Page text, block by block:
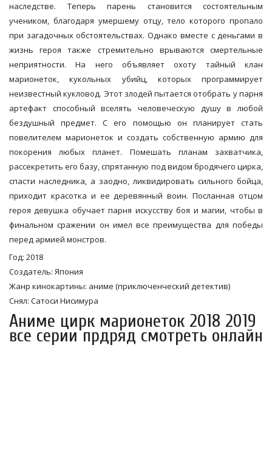
наследстве. Теперь парень становится состоятельным
учеником, благодаря умершему отцу, тело которого пропало
при загадочных обстоятельствах. Однако вместе с деньгами в
жизнь героя также стремительно врываются смертельные
неприятности. На него объявляет охоту тайный клан
марионеток, кукольных убийц, которых программирует
неизвестный кукловод. Этот злодей пытается отобрать у парня
артефакт способный вселять человеческую душу в любой
бездушный предмет. С его помощью он планирует стать
повелителем марионеток и создать собственную армию для
покорения любых планет. Помешать планам захватчика,
рассекретить его базу, спрятанную под видом бродячего цирка,
спасти наследника, а заодно, ликвидировать сильного бойца,
приходит красотка и ее деревянный воин. Посланная отцом
героя девушка обучает парня искусству боя и магии, чтобы в
финальном сражении он имел все преимущества для победы
перед армией монстров.
Год: 2018
Создатель: Япония
Жанр кинокартины: аниме (приключенческий детектив)
Снял: Сатоси Нисимура
Аниме цирк марионеток 2018 2019
все серии прдряд смотреть онлайн